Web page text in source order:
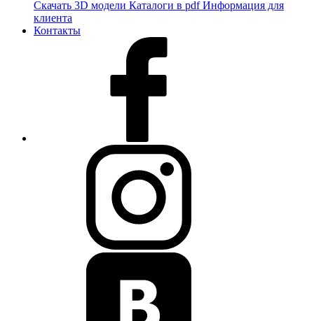
Скачать 3D модели Каталоги в pdf Информация для
клиента
Контакты